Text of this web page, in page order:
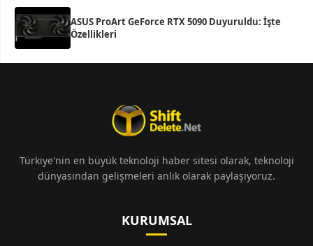
ASUS ProArt GeForce RTX 5090 Duyuruldu: İşte
Özellikleri
Türkiye'nin en büyük teknoloji haber sitesi olarak, teknoloji
dünyasından gelişmeleri anlık olarak paylaşıyoruz.
KURUMSAL